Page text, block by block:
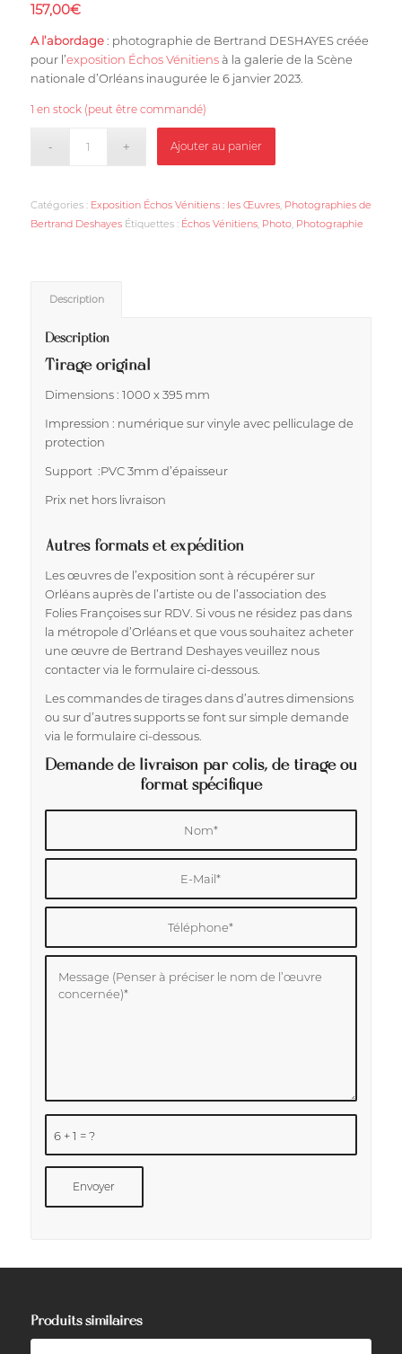
157,00€
A l’abordage: photographie de Bertrand DESHAYES créée
pour l’exposition Échos Vénitiensà la galerie de la Scène
nationale d’Orléans inaugurée le 6 janvier 2023.
1 en stock (peut être commandé)
Ajouter au panier
Catégories : Exposition Échos Vénitiens : les Œuvres, Photographies de
Bertrand Deshayes Étiquettes : Échos Vénitiens, Photo, Photographie
Description
Description
Tirage original
Dimensions : 1000 x 395 mm
Impression : numérique sur vinyle avec pelliculage de
protection
Support :PVC 3mm d’épaisseur
Prix net hors livraison
Autres formats et expédition
Les œuvres de l’exposition sont à récupérer sur
Orléans auprès de l’artiste ou de l’association des
Folies Françoises sur RDV. Si vous ne résidez pas dans
la métropole d’Orléans et que vous souhaitez acheter
une œuvre de Bertrand Deshayes veuillez nous
contacter via le formulaire ci-dessous.
Les commandes de tirages dans d’autres dimensions
ou sur d’autres supports se font sur simple demande
via le formulaire ci-dessous.
Demande de livraison par colis, de tirage ou
format spécifique
6 + 1 = ?
Produits similaires